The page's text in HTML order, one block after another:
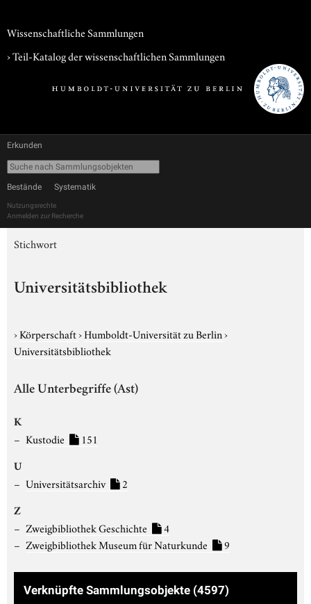
Wissenschaftliche Sammlungen
› Teil-Katalog der wissenschaftlichen Sammlungen
Erkunden
Bestände Systematik
Nutzungsrechte
Anmelden zur Recherche
Stichwort
Universitätsbibliothek
›Körperschaft›Humboldt-Universität zu Berlin›
Universitätsbibliothek
Alle Unterbegriffe (Ast)
K
Kustodie 151
U
Universitätsarchiv 2
Z
Zweigbibliothek Geschichte
4
Zweigbibliothek Museum für Naturkunde
9
Verknüpfte Sammlungsobjekte (4597)